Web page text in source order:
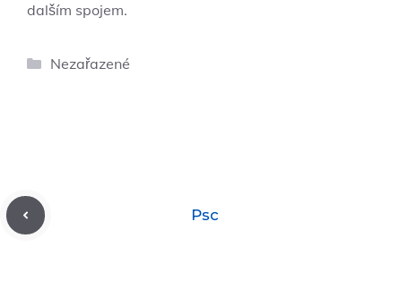
dalším spojem.
Rubriky
Nezařazené
Psc